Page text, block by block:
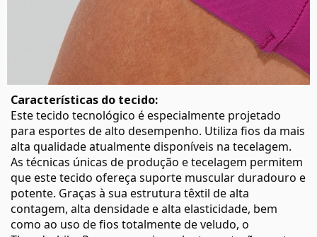
Características do tecido:
Este tecido tecnológico é especialmente projetado
para esportes de alto desempenho. Utiliza fios da mais
alta qualidade atualmente disponíveis na tecelagem.
As técnicas únicas de produção e tecelagem permitem
que este tecido ofereça suporte muscular duradouro e
potente. Graças à sua estrutura têxtil de alta
contagem, alta densidade e alta elasticidade, bem
como ao uso de fios totalmente de veludo, o